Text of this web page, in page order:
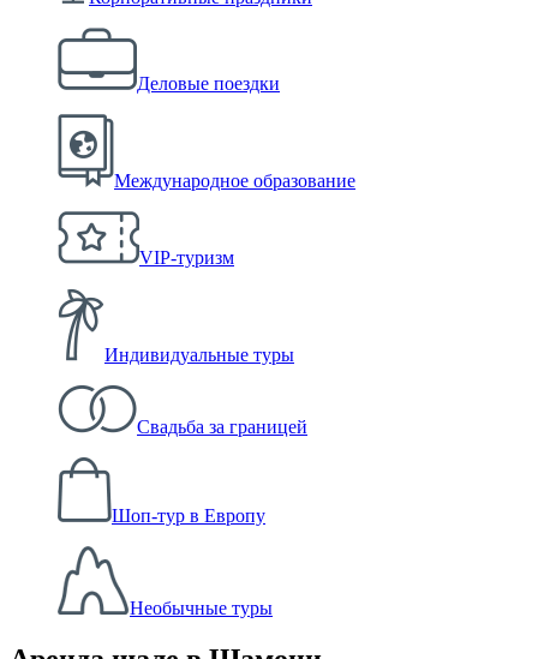
Деловые поездки
Международное образование
VIP-туризм
Индивидуальные туры
Свадьба за границей
Шоп-тур в Европу
Необычные туры